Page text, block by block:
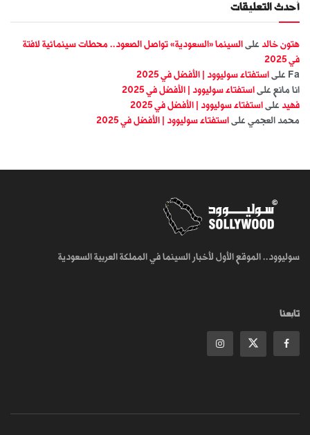
أحدث التعليقات
هتون خالد على السينما «السعودية» تواصل الصعود.. محطات سينمائية لافتة
في 2025
Fa على استفتاء سوليوود | الأفضل في 2025
انا مانع على استفتاء سوليوود | الأفضل في 2025
فهيد على استفتاء سوليوود | الأفضل في 2025
محمد العجمي على استفتاء سوليوود | الأفضل في 2025
سوليوود.. الموقع الأول لأخبار السينما في المملكة العربية السعودية
تابعنا